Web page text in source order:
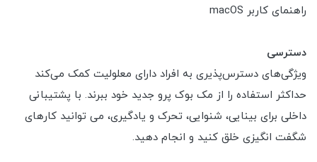
راهنمای کاربر macOS
دسترسی
ویژگی‌های دسترس‌پذیری به افراد دارای معلولیت کمک می‌کند
حداکثر استفاده را از مک بوک پرو جدید خود ببرند. با پشتیبانی
داخلی برای بینایی، شنوایی، تحرک و یادگیری، می توانید کارهای
شگفت انگیزی خلق کنید و انجام دهید.